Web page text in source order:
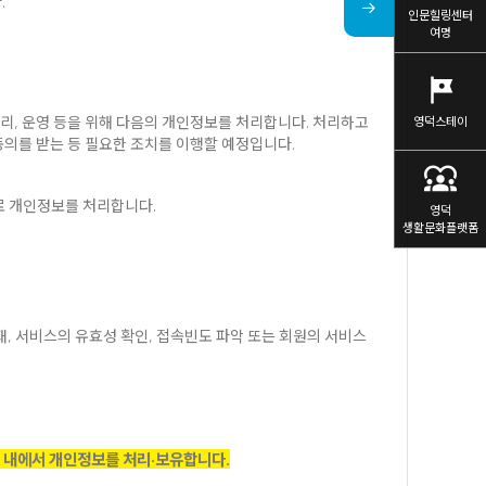
, 운영 등을 위해 다음의 개인정보를 처리합니다. 처리하고
를 받는 등 필요한 조치를 이행할 예정입니다.
개인정보를 처리합니다.
, 서비스의 유효성 확인, 접속빈도 파악 또는 회원의 서비스
에서 개인정보를 처리·보유합니다
인문힐링센터
여명
tour
영덕스테이
diversity_1
영덕
생활문화플랫폼